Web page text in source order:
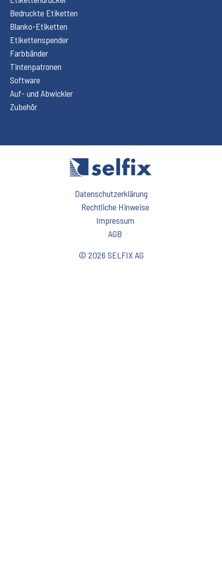
Bedruckte Etiketten
Blanko-Etiketten
Etikettenspender
Farbbänder
Tintenpatronen
Software
Auf- und Abwickler
Zubehör
Datenschutzerklärung
Rechtliche Hinweise
Impressum
AGB
© 2026 SELFIX AG